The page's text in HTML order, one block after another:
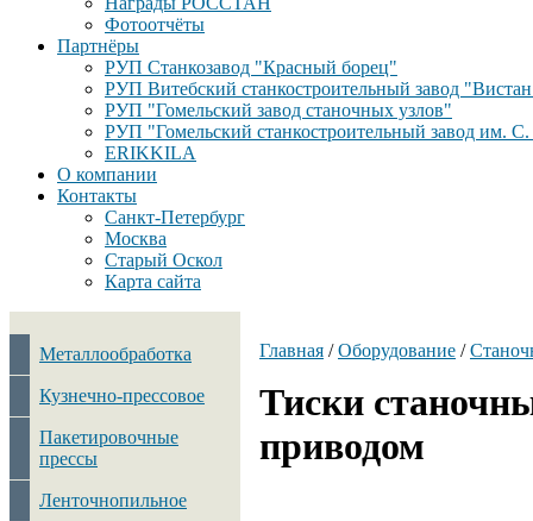
Фотоотчёты
Партнёры
РУП Станкозавод "Красный борец"
РУП Витебский станкостроительный завод
РУП "Гомельский завод станочных узлов"
РУП "Гомельский станкостроительный завод им.
ERIKKILA
О компании
Контакты
Санкт-Петербург
Москва
Старый Оскол
Карта сайта
Металлообработка
Кузнечно-прессовое
Пакетировочные
прессы
Ленточнопильное
Главная /Оборудование /
Тиски
приводом